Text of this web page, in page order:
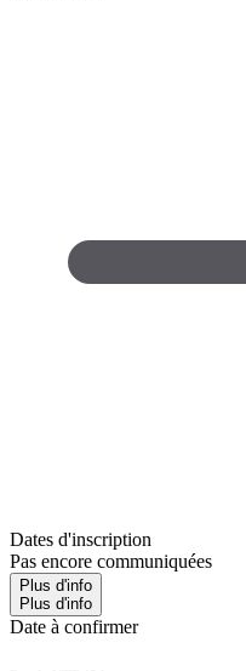
Dates d'inscription
Pas encore communiquées
Plus d'info
Plus d'info
Date à confirmer